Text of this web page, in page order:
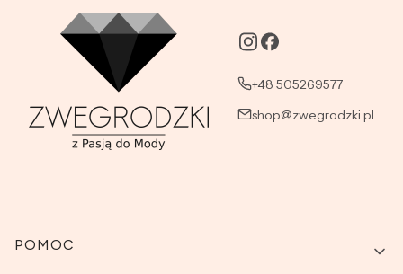
+48 505269577
shop@zwegrodzki.pl
Linki w stopce
POMOC